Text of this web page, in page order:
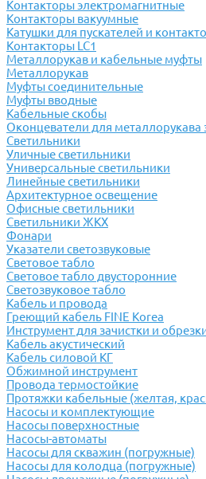
Контакторы электромагнитные
Контакторы вакуумные
Катушки для пускателей и
Контакторы LC1
Металлорукав и кабельные муфты
Металлорукав
Муфты соединительные
Муфты вводные
Кабельные скобы
Оконцеватели для
Светильники
Уличные светильники
Универсальные светильники
Линейные светильники
Архитектурное освещение
Офисные светильники
Светильники ЖКХ
Фонари
Указатели светозвуковые
Световое табло
Световое табло двусторонние
Светозвуковое табло
Кабель и провода
Греющий кабель FINE Korea
Инструмент для зачистки и
Кабель акустический
Кабель силовой КГ
Обжимной инструмент
Провода термостойкие
Протяжки кабельные (желтая,
Насосы и комплектующие
Насосы поверхностные
Насосы-автоматы
Насосы для скважин (погружные)
Насосы для колодца (погружные)